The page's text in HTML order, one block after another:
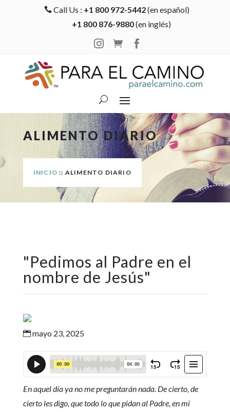
 Call Us : +1 800 972-5442(en español)
+1 800 876-9880(en inglés)

 
ALIMENTO DIARIO
INICIO :: ALIMENTO DIARIO
"Pedimos al Padre en el
nombre de Jesús"
mayo 23, 2025
En aquel día ya no me preguntarán nada. De cierto, de
cierto les digo, que todo lo que pidan al Padre, en mi